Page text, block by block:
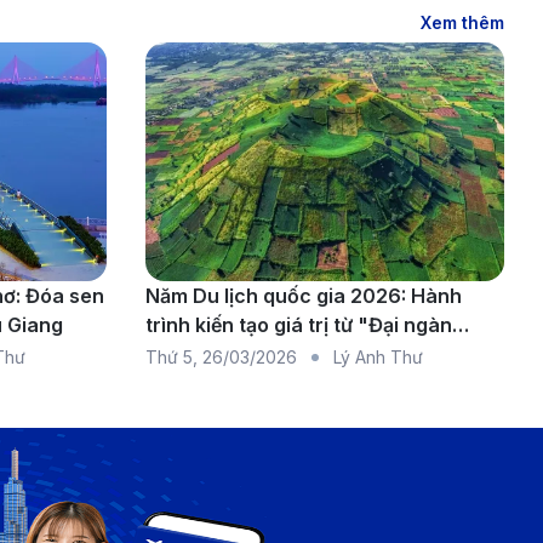
phù hợp nhất.
đặt vé với giá cạnh tranh nhất. Dưới đây là một số
Xem thêm
Đóa sen
Giang
Năm Du lịch quốc gia 2026: Hành
trình kiến tạo giá trị từ "Đại ngàn
chạm biển xanh"
Thứ 5 26/03/2026 Lý Anh Thư